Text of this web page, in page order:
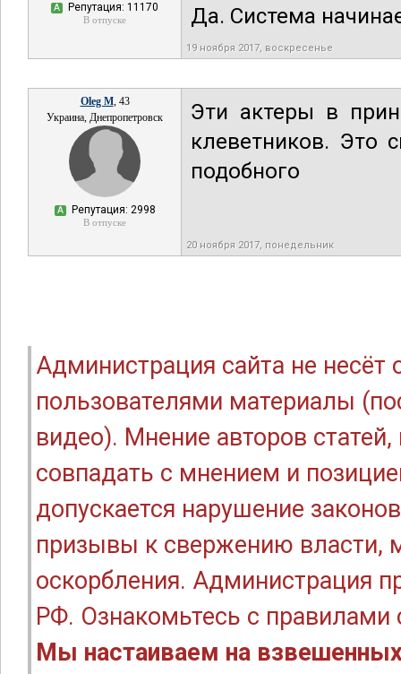
А Репутация: 11170
В отпуске Да. Система
19 ноября 2017, воскресенье
Oleg M, 43
Украина, Днепропетровск
А Репутация: 2998
В отпуске
Эти актеры в
клеветников. Это
подобного
20 ноября 2017, понедельник
Администрация сайта не
пользователями материалы
видео). Мнение авторов
совпадать с мнением и
допускается нарушение
призывы к свержению власти,
оскорбления. Администрация
РФ. Ознакомьтесь с правилами
Мы настаиваем на